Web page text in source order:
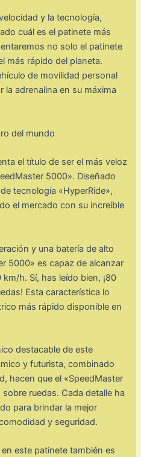
y la tecnología,
cuál es el patinete más
no solo el patinete
más rápido del planeta.
de movilidad personal
la adrenalina en su máxima
el título de ser el más veloz
5000». Diseñado
tecnología «HyperRide»,
el mercado con su increíble
y una batería de alto
5000» es capaz de alcanzar
h. Sí, has leído bien, ¡80
Esta característica lo
más rápido disponible en
destacable de este
y futurista, combinado
hacen que el «SpeedMaster
ruedas. Cada detalle ha
para brindar la mejor
y seguridad.
este patinete también es